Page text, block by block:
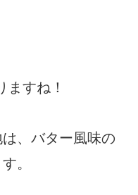
ますね！
、バター風味の
。